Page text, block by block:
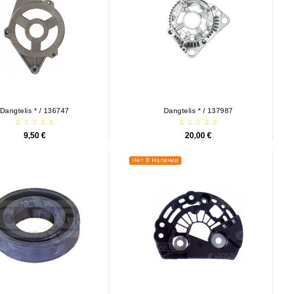
Dangtelis * / 136747
9,50 €
Dangtelis * / 137987
20,00 €
Нет В Наличии